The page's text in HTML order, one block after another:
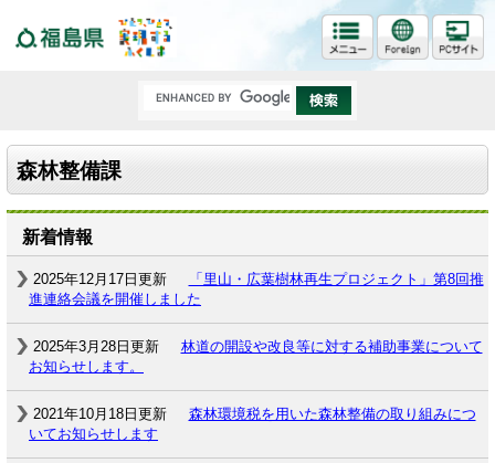
森林整備課
新着情報
2025年12月17日更新
「里山・広葉樹林再生プロジェクト」第8回推
進連絡会議を開催しました
2025年3月28日更新
林道の開設や改良等に対する補助事業について
お知らせします。
2021年10月18日更新
森林環境税を用いた森林整備の取り組みにつ
いてお知らせします